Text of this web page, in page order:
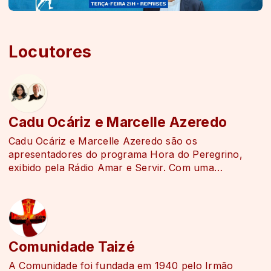
Locutores
Cadu Ocáriz e Marcelle Azeredo
Cadu Ocáriz e Marcelle Azeredo são os
apresentadores do programa Hora do Peregrino,
exibido pela Rádio Amar e Servir. Com uma
sobre a fé, a vida e os caminhos de Deus no
cotidiano.
Os dois também integram o Grupo OPA – Oração
Pela Arte, iniciativa que une evangelização,
Comunidade Taizé
A Comunidade foi fundada em 1940 pelo Irmão